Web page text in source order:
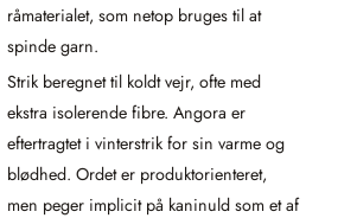
råmaterialet, som netop bruges til at
spinde garn.
Strik beregnet til koldt vejr, ofte med
ekstra isolerende fibre. Angora er
eftertragtet i vinterstrik for sin varme og
blødhed. Ordet er produktorienteret,
men peger implicit på kaninuld som et af